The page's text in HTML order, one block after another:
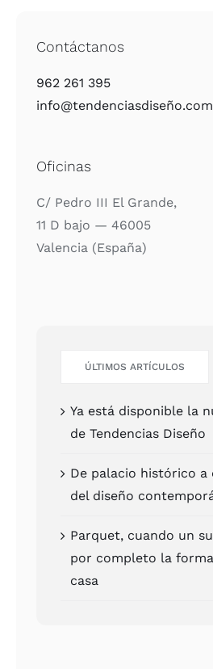
Contáctanos
962 261 395
info@tendenciasdiseño.com
Oficinas
C/ Pedro III El Gran­de,
11 D bajo — 46005
Valen­cia (Espa­ña)
ÚLTI­MOS ARTÍCU­LOS
Ya está dis­po­ni­ble la
de Ten­den­cias Dise­ño
De pala­cio his­tó­ri­co a
del dise­ño
Par­quet, cuan­do un
por com­ple­to la
casa